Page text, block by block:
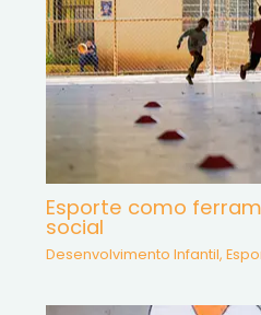
Esporte como
social
Desenvolvimento Infantil,